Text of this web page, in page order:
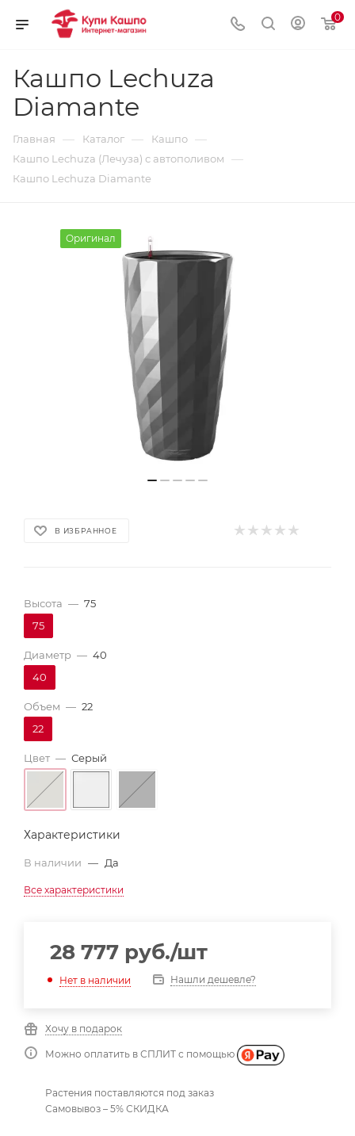
0
Кашпо Lechuza
Diamante
Главная — Каталог — Кашпо —
Кашпо Lechuza (Лечуза) с автополивом —
Кашпо Lechuza Diamante
Оригинал
В ИЗБРАННОЕ
Высота — 75
75
Диаметр — 40
40
Объем — 22
22
Цвет — Серый
Характеристики
В наличии — Да
Все характеристики
28 777 руб./шт
Нет в наличии Нашли дешевле?
Хочу в подарок
Можно оплатить в СПЛИТ с помощью
Растения поставляются под заказ
Самовывоз – 5% СКИДКА